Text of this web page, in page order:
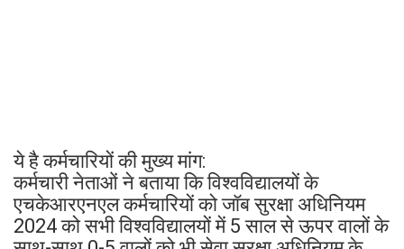
ये है कर्मचारियों की मुख्य मांग:
कर्मचारी नेताओं ने बताया कि विश्वविद्यालयों के
एचकेआरएनएल कर्मचारियों को जॉब सुरक्षा अधिनियम
2024 को सभी विश्वविद्यालयों में 5 साल से ऊपर वालों के